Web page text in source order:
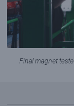
Final magnet